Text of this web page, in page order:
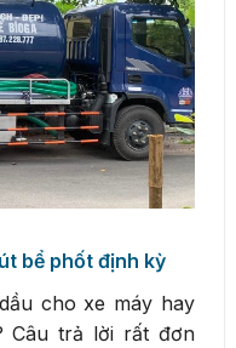
bể phốt định kỳ
cho xe máy hay
Câu trả lời rất đơn